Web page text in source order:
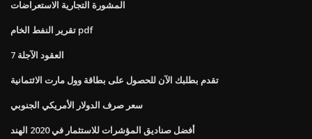
المشورة التجارية الاستعراضات
تقرير النفط الخام pdf
7 العقود الآجلة
تقدم بطلبك الآن للحصول على بطاقة وول مارت الائتمانية
سعر صرف الدولار الأمريكي الجنوبي
أفضل صناديق المؤشرات للاستثمار في 2020 الهند